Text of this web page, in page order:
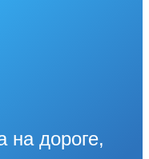
на дороге,